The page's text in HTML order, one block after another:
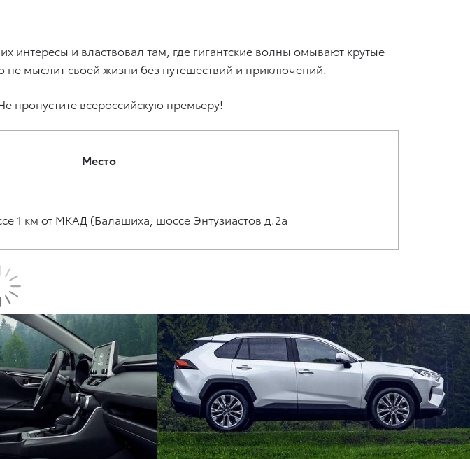
и властвовал там, где гигантские волны омывают крутые
не мыслит своей жизни без путешествий и приключений.
пропустите всероссийскую премьеру!
Место
1 км от МКАД (Балашиха, шоссе Энтузиастов д.2а